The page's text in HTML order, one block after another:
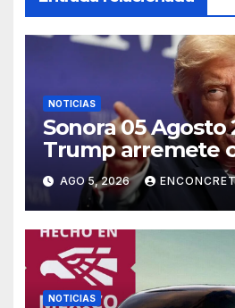
NOTICIAS
Sonora 05 Agosto
Trump arremete
México, Canadá y
potencias por
abusos
AGO 5, 2026
NOTICIAS